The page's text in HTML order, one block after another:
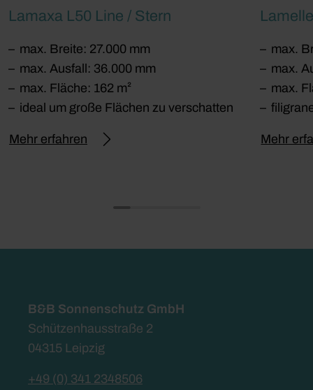
Lamaxa L50 Line / Stern
max. Breite: 27.000 mm
max. Ausfall: 36.000 mm
max. Fläche: 162 m²
ideal um große Flächen zu verschatten
Mehr erfahren
max.
max.
max.
Mehr
B&B Sonnenschutz GmbH
Schützenhausstraße 2
04315 Leipzig
+49 (0) 341 2348506